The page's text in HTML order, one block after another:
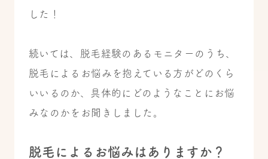
した！
続いては、脱毛経験のあるモニターのうち、
脱毛によるお悩みを抱えている方がどのくら
いいるのか、具体的にどのようなことにお悩
みなのかをお聞きしました。
脱毛によるお悩みはありますか？